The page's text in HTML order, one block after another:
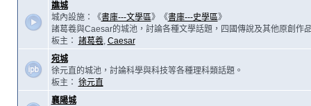
譙城
城內設施：《書庫---文學區》《書庫---史學區》
諸葛羲與Caesar的城池，討論各種文學話題，四國傳說及其他原創作
板主： 諸葛羲, Caesar
宛城
徐元直的城池，討論科學與科技等各種理科類話題。
板主： 徐元直
襄陽城